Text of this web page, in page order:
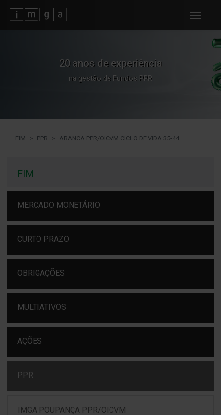
Fundos imga
20 anos de experiência
na gestão de Fundos PPR
FIM PPR ABANCA PPR/OICVM CICLO DE VIDA 35-44
FIM
MERCADO MONETÁRIO
CURTO PRAZO
OBRIGAÇÕES
MULTIATIVOS
AÇÕES
PPR
IMGA POUPANÇA PPR/OICVM